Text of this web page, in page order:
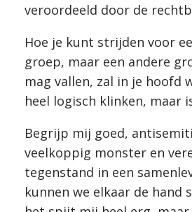
veroordeeld door de
Hoe je kunt strijden voor
groep, maar een andere
mag vallen, zal in je hoofd
heel logisch klinken, maar
Begrijp mij goed,
veelkoppig monster en
tegenstand in een
kunnen we elkaar de hand